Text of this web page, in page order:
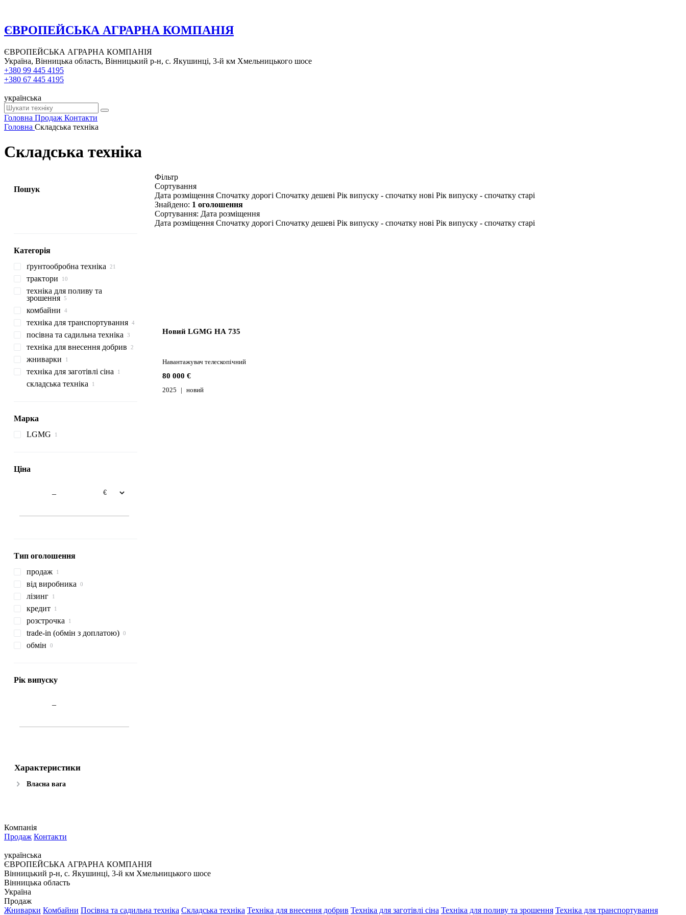
ЄВРОПЕЙСЬКА АГРАРНА КОМПАНІЯ
ЄВРОПЕЙСЬКА АГРАРНА КОМПАНІЯ
Україна, Вінницька область, Вінницький р-н, с. Якушинці, 3-й км Хмельницького шосе
+380 99 445 4195
+380 67 445 4195
українська
Головна Продаж Контакти
Головна Складська техніка
Складська техніка
Пошук
Категорія
ґрунтообробна техніка
агрегати передпосівні
борони
дискові борони
зубові борони
плуги оборотні
культиватори
трактори
трактори колісні
техніка для поливу та
зрошення
обприскувачі самохідні
обприскувачі причіпні
комбайни
зернозбиральні комбайни
техніка для транспортування
бункери-перевантажувачі
посівна та садильна техніка
сівалки точного висіву з
електроприводом
техніка для внесення добрив
розкидачі мінеральних
добрив
навісні розкидачі
добрив
розкидачі рідких добрив
жниварки
жниварки кукурудзяні
техніка для заготівлі сіна
прес-підбирачі рулонні
складська техніка
Марка
LGMG
Ціна
–
Тип оголошення
продаж
від виробника
лізинг
кредит
розстрочка
trade-in (обмін з доплатою)
обмін
Рік випуску
–
Характеристики
Власна вага
Фільтр
Сортування
Дата розміщення Спочатку дорогі Спочатку дешеві Рік випуску - спочатку нові Рік випуску - спочатку старі
Знайдено: 1 оголошення
Сортування: Дата розміщення
Дата розміщення Спочатку дорогі Спочатку дешеві Рік випуску - спочатку нові Рік випуску - спочатку старі
Новий LGMG HA 735
80 000 €
Навантажувач телескопічний
2025 новий
Компанія
Продаж Контакти
українська
ЄВРОПЕЙСЬКА АГРАРНА КОМПАНІЯ
Вінницький р-н, с. Якушинці, 3-й км Хмельницького шосе
Вінницька область
Україна
Продаж
Жниварки Комбайни Посівна та садильна техніка Складська техніка Техніка для внесення добрив Техніка для заготівлі сіна Техніка для поливу та зрошення Техніка для транспортування